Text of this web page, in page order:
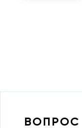
ВОПРОС